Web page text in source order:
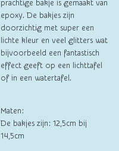
prachtige bakje is gemaakt van
epoxy. De bakjes zijn
doorzichtig met super een
lichte kleur en veel glitters wat
bijvoorbeeld een fantastisch
effect geeft op een lichttafel
of in een watertafel.
Maten:
De bakjes zijn: 12,5cm bij
14,5cm